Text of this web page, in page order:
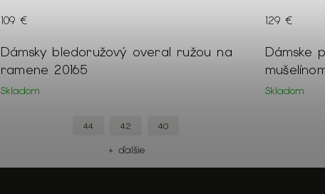
Dámsky bledoružový overal ružou na
ramene 20165
Skladom
109 €
44 42 40
+ ďalšie
Dámske
Skladom
129 €